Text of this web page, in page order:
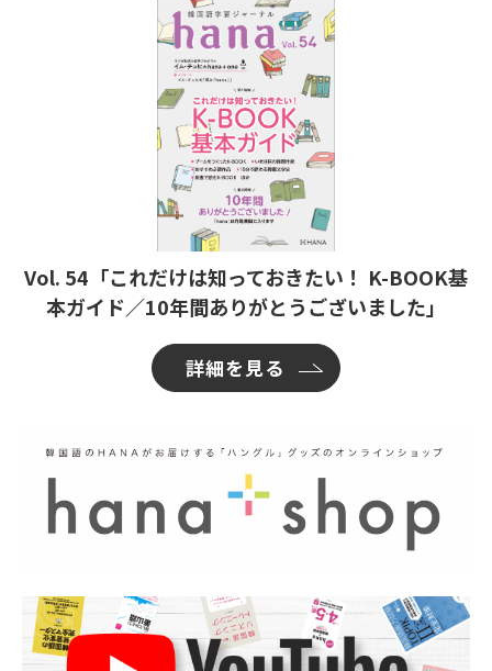
Vol. 54「これだけは知っておきたい！ K-BOOK基
本ガイド／10年間ありがとうございました」
詳細を見る